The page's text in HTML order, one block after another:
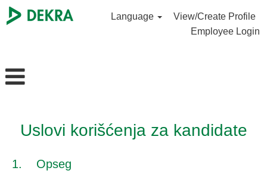
Language
View/Create Profile
Employee Login
Uslovi korišćenja za kandidate
1. Opseg